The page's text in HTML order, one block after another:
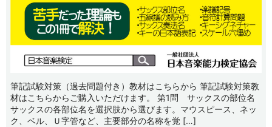
筆記試験対策（過去問題付き）教材はこちらから 筆記試験対策教
材はこちらからご購入いただけます。 第1問 サックスの部位名
サックスの各部位名を選択肢から選びます。マウスピース、ネッ
ク、ベル、Ｕ字管など、主要部分の名称を覚 […]